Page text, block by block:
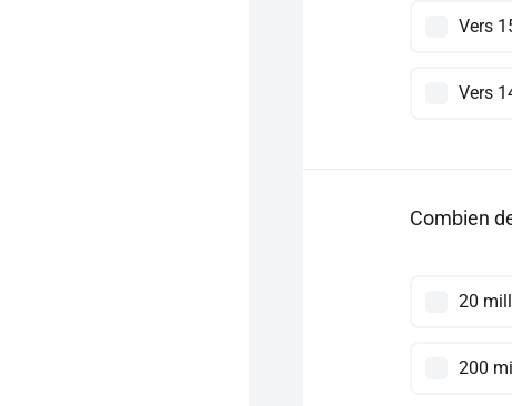
Vers
Vers
Combien
20
200